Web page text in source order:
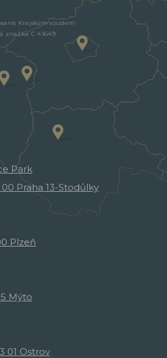
Krajským soudem
značka C 41649.
Park
00 Praha 13-Stodůlky
Plzeň
Mýto
01 Ostrov